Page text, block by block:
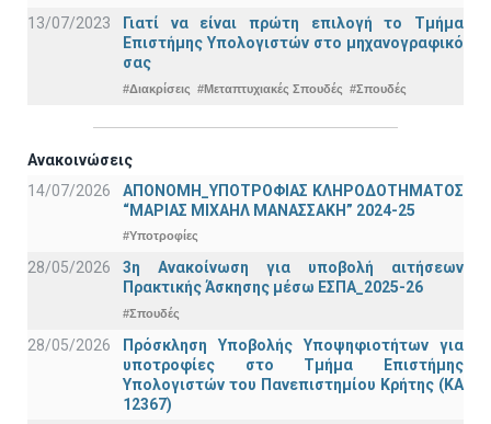
13/07/2023
Γιατί να είναι πρώτη επιλογή το Τμήμα
Επιστήμης Υπολογιστών στο μηχανογραφικό
σας
#Διακρίσεις #Μεταπτυχιακές Σπουδές #Σπουδές
Ανακοινώσεις
14/07/2026
ΑΠΟΝΟΜΗ_ΥΠΟΤΡΟΦΙΑΣ ΚΛΗΡΟΔΟΤΗΜΑΤΟΣ
“ΜΑΡΙΑΣ ΜΙΧΑΗΛ ΜΑΝΑΣΣΑΚΗ” 2024-25
#Υποτροφίες
28/05/2026
3η Ανακοίνωση για υποβολή αιτήσεων
Πρακτικής Άσκησης μέσω ΕΣΠΑ_2025-26
#Σπουδές
28/05/2026
Πρόσκληση Υποβολής Υποψηφιοτήτων για
υποτροφίες στο Τμήμα Επιστήμης
Υπολογιστών του Πανεπιστημίου Κρήτης (ΚΑ
12367)